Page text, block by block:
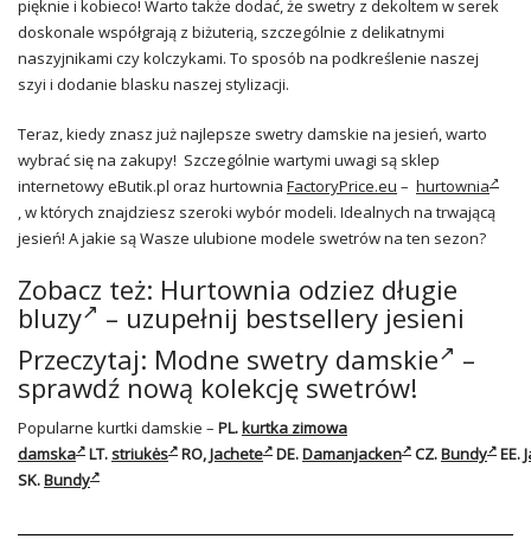
pięknie i kobieco! Warto także dodać, że swetry z dekoltem w serek
doskonale współgrają z biżuterią, szczególnie z delikatnymi
naszyjnikami czy kolczykami. To sposób na podkreślenie naszej
szyi i dodanie blasku naszej stylizacji.
Teraz, kiedy znasz już najlepsze swetry damskie na jesień, warto
wybrać się na zakupy! Szczególnie wartymi uwagi są sklep
internetowy eButik.pl oraz hurtownia FactoryPrice.eu – hurtownia
, w których znajdziesz szeroki wybór modeli. Idealnych na trwającą
jesień! A jakie są Wasze ulubione modele swetrów na ten sezon?
Zobacz też: Hurtownia odziez długie
bluzy
– uzupełnij bestsellery jesieni
Przeczytaj: Modne swetry damskie
–
sprawdź nową kolekcję swetrów!
Popularne kurtki damskie – PL.kurtka zimowa
damska
LT.striukės RO,Jachete DE.Damanjacken CZ.Bundy EE.
SK.Bundy